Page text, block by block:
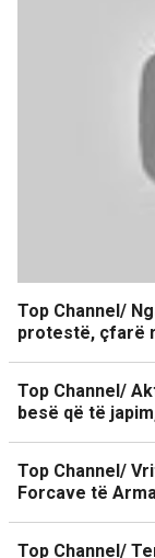
Top Channel/
protestë, çfarë
Top Channel/
besë që të
Top Channel/
Forcave të
Top Channel/